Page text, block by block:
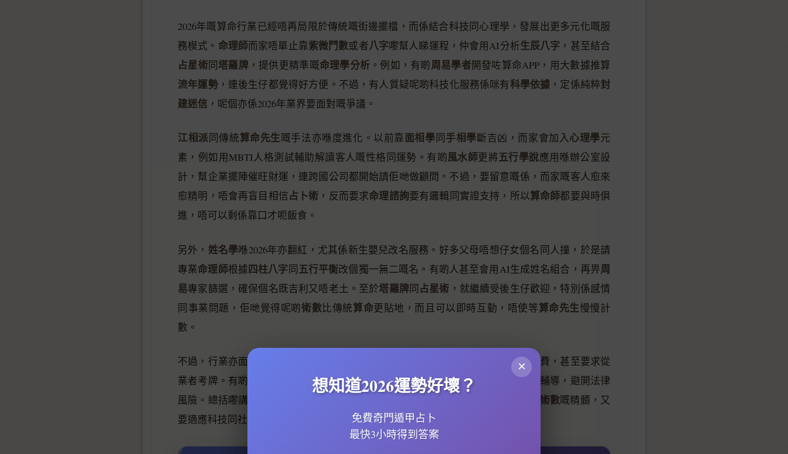
2026年嘅算命行業已經唔再局限於傳統嘅街邊擺檔，而係結合科技同心理學，發展出更多元化嘅服
務模式。 命理師而家唔單止靠紫微鬥數或者八字嚟幫人睇運程，仲會用AI分析生辰八字 ，甚至結合
占星術同塔羅牌，提供更精準嘅命理學分析 。例如，有啲周易學者開發咗算命APP，用大數據推算
流年運勢，連後生仔都覺得好方便。不過，有人質疑呢啲科技化服務係咪有科學依據 ，定係純粹封
建迷信 ，呢個亦係2026年業界要面對嘅爭議。
江相派同傳統算命先生嘅手法亦喺度進化。以前靠面相學同手相學斷吉凶，而家會加入心理學元
素，例如用MBTI人格測試輔助解讀客人嘅性格同運勢。有啲風水師更將五行學說應用喺辦公室設
計，幫企業擺陣催旺財運，連跨國公司都開始請佢哋做顧問。不過，要留意嘅係，而家嘅客人愈來
愈精明，唔會再盲目相信占卜術 ，反而要求命理諮詢要有邏輯同實證支持，所以算命師都要與時俱
進，唔可以剩係靠口才呃飯食。
另外， 姓名學喺2026年亦翻紅，尤其係新生嬰兒改名服務。好多父母唔想仔女個名同人撞，於是請
專業命理師根據四柱八字同五行平衡改個獨一無二嘅名。有啲人甚至會用AI生成姓名組合，再畀周
易專家篩選，確保個名既吉利又唔老土。至於塔羅牌同 占星術 ，就繼續受後生仔歡迎，特別係感情
同事業問題，佢哋覺得呢啲術數比傳統算命更貼地，而且可以即時互動，唔使等算命先生慢慢計
數。
不過，行業亦面臨監管問題。隨住 命理諮詢收費，甚至要求從
業者考牌。有啲
算命先生轉行做「人生導師」，將命理學分析
包裝成心靈輔導，避開法律
風險。總括嚟講，2026年嘅算命行業正處於新舊交替嘅階段，
術數嘅精髓，又
要適應科技同社會變化，先至可以喺競爭中生存落去。
×
想知道2026運勢好壞？
免費奇門遁甲占卜
最快3小時得到答案